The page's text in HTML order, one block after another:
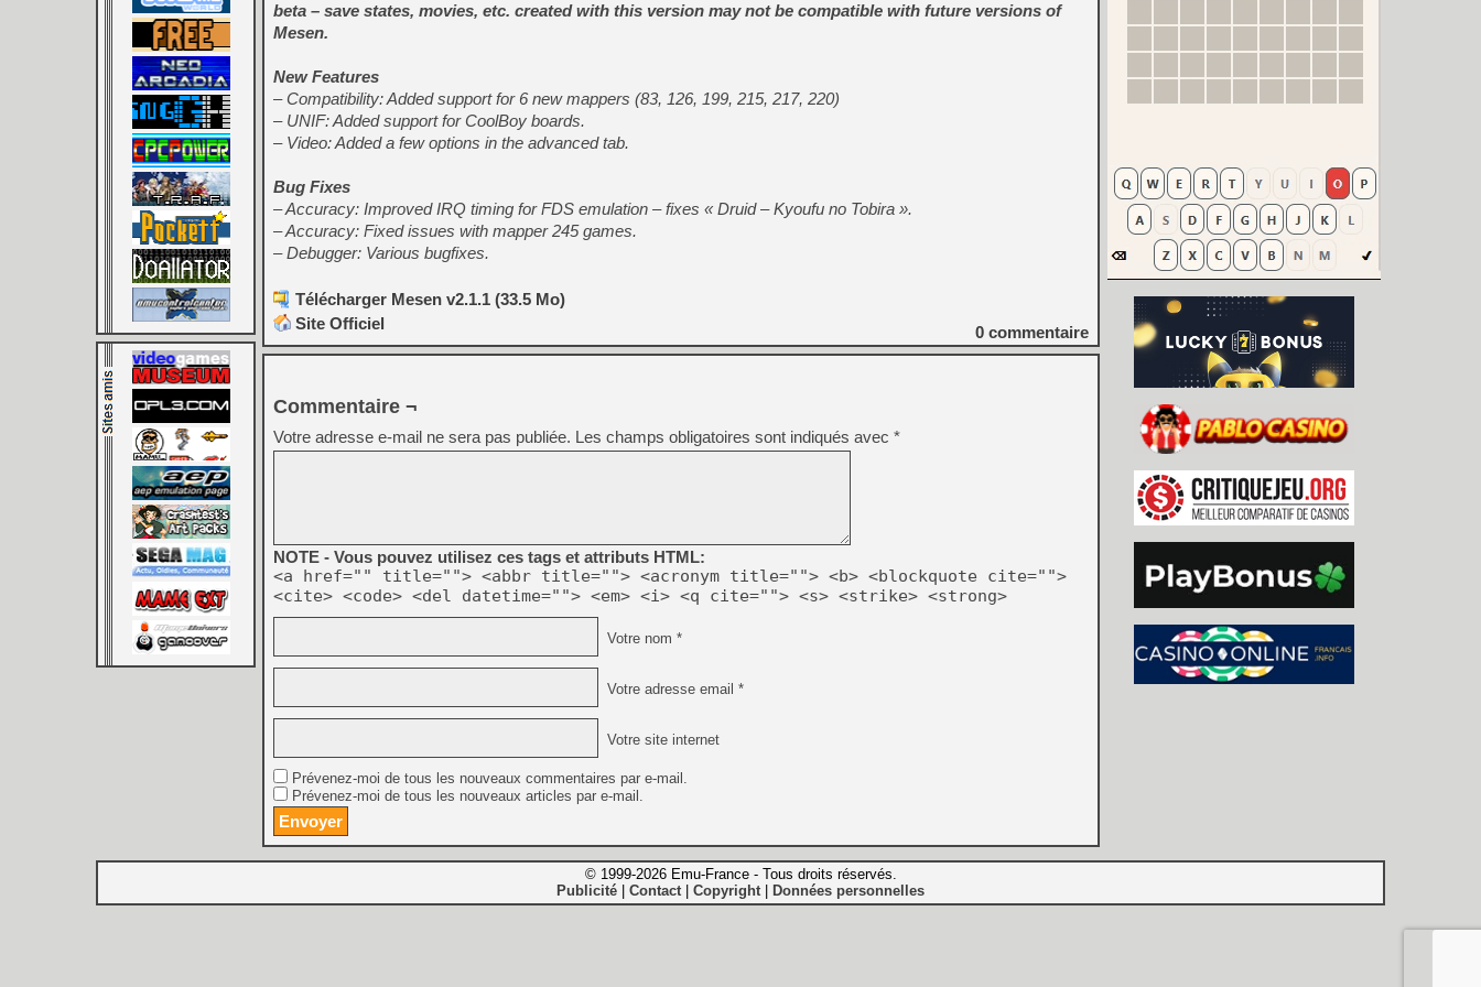
beta – save states, movies, etc. created with this version may not be compatible with future versions of
Mesen.
New Features
– Compatibility: Added support for 6 new mappers (83, 126, 199, 215, 217, 220)
– UNIF: Added support for CoolBoy boards.
– Video: Added a few options in the advanced tab.
Bug Fixes
– Accuracy: Improved IRQ timing for FDS emulation – fixes « Druid – Kyoufu no Tobira ».
– Accuracy: Fixed issues with mapper 245 games.
– Debugger: Various bugfixes.
Télécharger Mesen v2.1.1 (33.5 Mo)
Site Officiel
0 commentaire
Commentaire ¬
Votre adresse e-mail ne sera pas publiée. Les champs obligatoires sont indiqués avec *
NOTE - Vous pouvez utilisez ces tags et attributs HTML:
<a href="" title=""> <abbr title=""> <acronym title=""> <b> <blockquote cite="">
<cite> <code> <del datetime=""> <em> <i> <q cite=""> <s> <strike> <strong>
Votre nom *
Votre adresse email *
Votre site internet
Prévenez-moi de tous les nouveaux commentaires par e-mail.
Prévenez-moi de tous les nouveaux articles par e-mail.
© 1999-2026 Emu-France - Tous droits réservés.
Publicité Contact| Copyright| Données personnelles